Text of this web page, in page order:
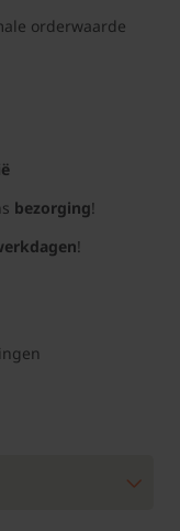
orderwaarde
bezorging!
!